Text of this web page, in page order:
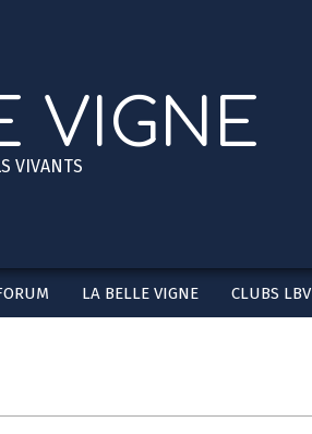
VIGNE
VIVANTS
Secondary
LA BELLE VIGNE CLUBS LBV